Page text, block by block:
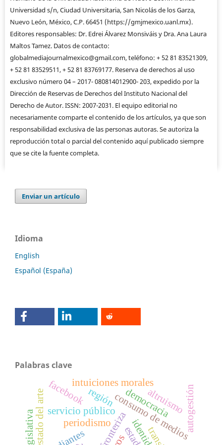
Universidad s/n, Ciudad Universitaria, San Nicolás de los Garza,
Nuevo León, México, C.P. 66451 (https://gmjmexico.uanl.mx).
Editores responsables: Dr. Edrei Álvarez Monsiváis y Dra. Ana Laura
Maltos Tamez. Datos de contacto:
globalmediajournalmexico@gmail.com, teléfono: + 52 81 83521309,
+ 52 81 83529511, + 52 81 83769177. Reserva de derechos al uso
exclusivo número 04 – 2017- 080814012900- 203, expedido por la
Dirección de Reservas de Derechos del Instituto Nacional del
Derecho de Autor. ISSN: 2007-2031. El equipo editorial no
necesariamente comparte el contenido de los artículos, ya que son
responsabilidad exclusiva de las personas autoras. Se autoriza la
reproducción total o parcial del contenido aquí publicado siempre
que se cite la fuente completa.
Enviar un artículo
Idioma
English
Español (España)
Palabras clave
consumo de medios
democracia
servicio público
estado del artefacebookintuiciones morales
altruismo
periodismo autogestión
región